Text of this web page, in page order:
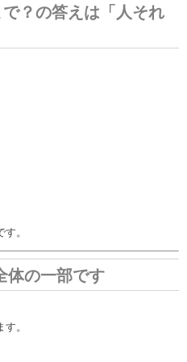
？の答えは「人それ
。
体の一部です
。